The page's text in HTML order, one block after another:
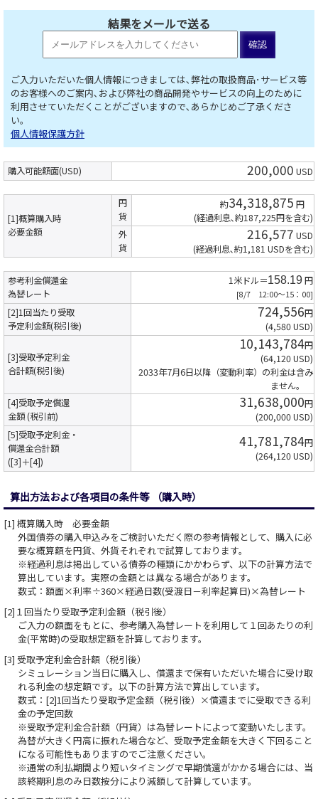
結果をメールで送る
ご入力いただいた個人情報につきましては､弊社の取扱商品･サービス等
のお客様へのご案内､および弊社の商品開発やサービスの向上のために
利用させていただくことがございますので､あらかじめご了承くださ
い。
個人情報保護方針
購入可能額面(USD) 200,000 USD
[1]概算購入時
必要金額
円
貨
約34,318,875 円
(経過利息､約187,225円を含む)
外
貨
216,577 USD
(経過利息､約1,181 USDを含む)
参考利金償還金
為替レート
1米ドル＝158.19円
[8/7 12:00～15：00]
[2]1回当たり受取
予定利金額(税引後)
724,556円
(4,580 USD)
[3]受取予定利金
合計額(税引後)
10,143,784円
(64,120 USD)
2033年7月6日以降（変動利率）の利金は含み
ません。
[4]受取予定償還
金額 (税引前)
31,638,000円
(200,000 USD)
[5]受取予定利金・
償還金合計額
([3]＋[4])
41,781,784円
(264,120 USD)
算出方法および各項目の条件等 （購入時）
[1] 概算購入時 必要金額
外国債券の購入申込みをご検討いただく際の参考情報として、購入に必
要な概算額を円貨、外貨それぞれで試算しております。
※経過利息は掲出している債券の種類にかかわらず、以下の計算方法で
算出しています。実際の金額とは異なる場合があります。
数式：額面×利率÷360×経過日数(受渡日－利率起算日)×為替レート
[2]１回当たり受取予定利金額（税引後）
ご入力の額面をもとに、参考購入為替レートを利用して１回あたりの利
金(平常時)の受取想定額を計算しております。
[3] 受取予定利金合計額（税引後）
シミュレーション当日に購入し、償還まで保有いただいた場合に受け取
れる利金の想定額です。以下の計算方法で算出しています。
数式：[2]1回当たり受取予定金額（税引後）×償還までに受取できる利
金の予定回数
※受取予定利金合計額（円貨）は為替レートによって変動いたします。
為替が大きく円高に振れた場合など、受取予定金額を大きく下回ること
になる可能性もありますのでご注意ください｡
※通常の利払期間より短いタイミングで早期償還がかかる場合には、当
該終期利息のみ日数按分により減額して計算しています。